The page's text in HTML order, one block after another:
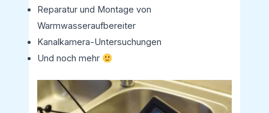
Reparatur und Montage von
Warmwasseraufbereiter
Kanalkamera-Untersuchungen
Und noch mehr